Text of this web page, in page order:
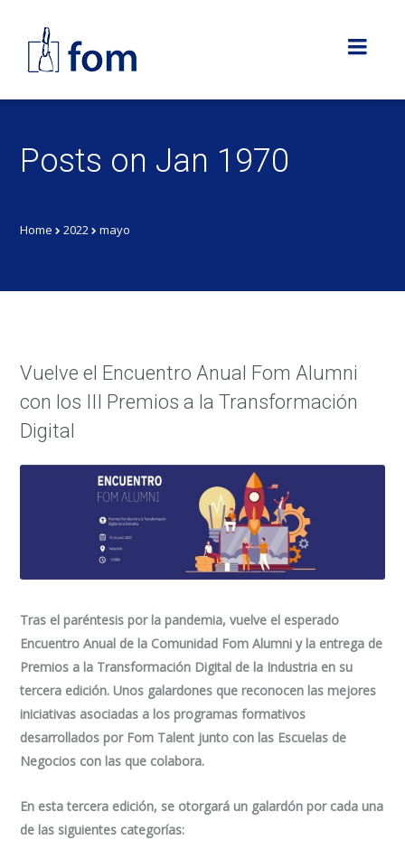
Posts on Jan 1970
Home 2022 mayo
Vuelve el Encuentro Anual Fom Alumni
con los III Premios a la Transformación
Digital
Tras el paréntesis por la pandemia, vuelve el esperado
Encuentro Anual de la Comunidad Fom Alumni y la entrega de
Premios a la Transformación Digital de la Industria en su
tercera edición. Unos galardones que reconocen las mejores
iniciativas asociadas a los programas formativos
desarrollados por Fom Talent junto con las Escuelas de
Negocios con las que colabora.
En esta tercera edición, se otorgará un galardón por cada una
de las siguientes categorías: